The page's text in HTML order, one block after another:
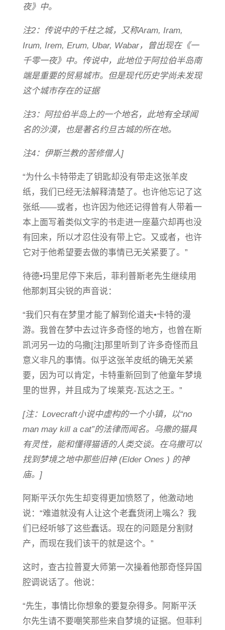
夜》中。
注2：传说中的千柱之城，又称Aram, Iram,
Irum, Irem, Erum, Ubar, Wabar，曾出现在《一
千零一夜》中。传说中，此地位于阿拉伯半岛南
端是重要的贸易城市。但是现代历史学尚未发现
这个城市存在的证据
注3：阿拉伯半岛上的一个地名，此地有全球闻
名的沙漠，也是著名约旦古城的所在地。
注4：伊斯兰教的苦修僧人]
“为什么卡特带走了钥匙却没有带走这张羊皮
纸，我们已经无法解释清楚了。也许他忘记了这
张纸——或者，也许因为他还记得曾有人带着一
本上面写着类似文字的书走进一座墓穴却再也没
有回来，所以才忍住没有带上它。又或者，也许
它对于他希望要去做的事情已无关紧要了。”
待德•玛里尼停下来后，菲利普斯老先生继续用
他那刺耳尖锐的声音说：
“我们只有在梦里才能了解到伦道夫•卡特的漫
游。我曾在梦中去过许多奇怪的地方，也曾在斯
凯河另一边的乌撒[注]那里听到了许多奇怪而且
意义非凡的事情。似乎这张羊皮纸的确无关紧
要，因为可以肯定，卡特重新回到了他童年梦境
里的世界，并且成为了埃莱克-瓦达之王。”
[注：Lovecraft小说中虚构的一个小镇，以“no
man may kill a cat”的法律而闻名。乌撒的猫具
有灵性，能和懂得猫语的人类交谈。在乌撒可以
找到梦境之地中那些旧神 (Elder Ones ) 的神
庙。]
阿斯平沃尔先生却变得更加愤怒了，他激动地
说：“难道就没有人让这个老蠢货闭上嘴么？我
们已经听够了这些蠢话。现在的问题是分割财
产，而现在我们该干的就是这个。”
这时，查古拉普夏大师第一次操着他那奇怪异国
腔调说话了。他说：
“先生，事情比你想象的要复杂得多。阿斯平沃
尔先生请不要嘲笑那些来自梦境的证据。但菲利